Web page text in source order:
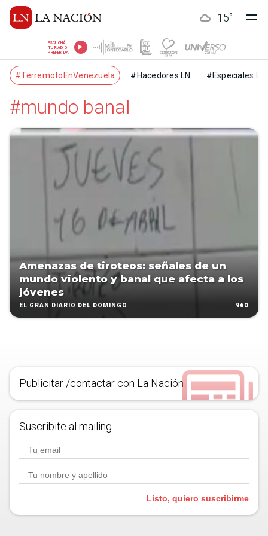
15°
ESCUCHÁ
TU RADIO
PREFERIDA
#TerremotoEnVenezuela #Hacedores LN #Especiales LN
#mundo banal
Amenazas de tiroteos: señales de un
mundo violento y banal que afecta a los
jóvenes
EL GRAN DIARIO DEL DOMINGO 96D
Publicitar /contactar con La Nación
Suscribite al mailing.
Listo, quiero suscribirme